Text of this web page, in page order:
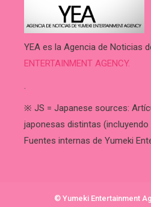
YEA es la Agencia de Noticias
ENTERTAINMENT AGENCY.
.
※ JS = Japanese sources:
japonesas distintas (incluyendo
Fuentes internas de Yumeki
© Yumeki Entertainment